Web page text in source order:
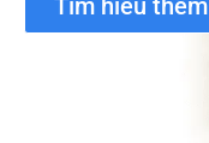
Tìm hiểu thêm